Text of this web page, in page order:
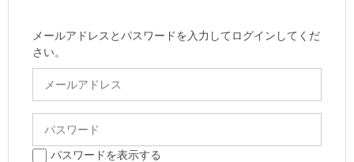
メールアドレスとパスワードを入力してログインしてくだ
さい。
パスワードを表示する